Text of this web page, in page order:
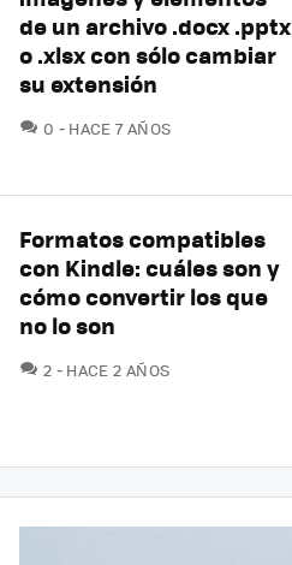
de un archivo .docx .pptx
o .xlsx con sólo cambiar
su extensión
0 COMENTARIOS
HACE 7 AÑOS
Formatos compatibles
con Kindle: cuáles son y
cómo convertir los que
no lo son
2 COMENTARIOS
HACE 2 AÑOS